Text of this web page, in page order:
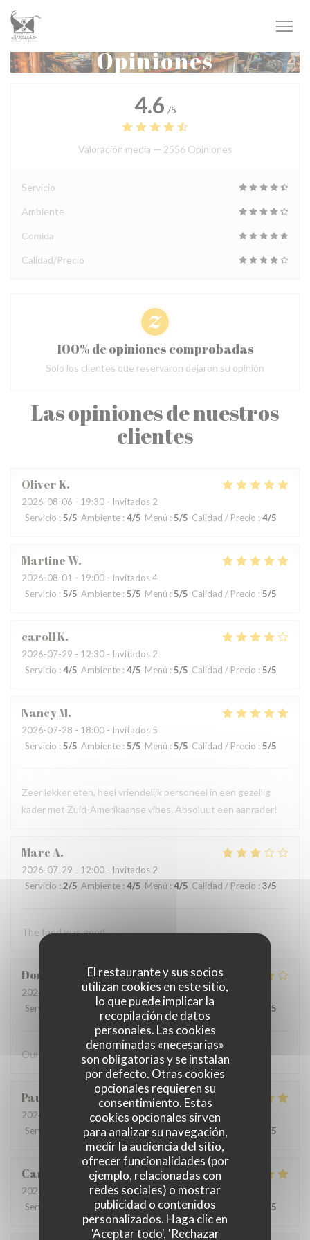
Personalización de sus opciones de cookies
El restaurante y sus socios
utilizan cookies en este sitio,
lo que puede implicar la
recopilación de datos
personales. Las cookies
denominadas «necesarias»
son obligatorias y se instalan
por defecto. Otras cookies
opcionales requieren su
consentimiento. Estas
cookies opcionales sirven
para analizar su navegación,
medir la audiencia del sitio,
ofrecer funcionalidades (por
ejemplo, relacionadas con
redes sociales) o mostrar
publicidad o contenidos
personalizados. Haga clic en
'Aceptar todo', 'Rechazar
Opiniones
Las opiniones de nuestros
clientes
OliverK
2026-08-06 - 19:30 - Invitados 2
Servicio : 5/5 Ambiente : 4/5 Menú : 5/5 Calidad / Precio : 4/5
MartineW
2026-08-01 - 19:00 - Invitados 4
Servicio : 5/5 Ambiente : 5/5 Menú : 5/5 Calidad / Precio : 5/5
carollK
2026-07-29 - 12:30 - Invitados 2
Servicio : 4/5 Ambiente : 4/5 Menú : 5/5 Calidad / Precio : 5/5
NancyM
2026-07-28 - 18:00 - Invitados 5
Servicio : 5/5 Ambiente :5/5 Menú :5/5 Calidad / Precio : 5/5
Zeer lekker eten, heel vriendelijk personeel in een gezellig
kader met Zuid-Amerikaanse vibes. Absoluut een aanrader!
MarcA
2026-07-29 - 12:00 - Invitados 2
Servicio : 2/5 Ambiente : 4/5 Menú : 4/5 Calidad / Precio : 3/5
The food was good
Dominique F
2026-07-26
- 19:00 - Invitados 3
Servicio
Ambiente: 4/5 Menú: 4/5 Calidad / Precio /5
Oui
Paulo
2026-07-28
- 12:15 - Invitados 8
Servicio
Ambiente: 5/5 Menú: 5/5 Calidad / Precio /5
Carolina
2026-07-26
- 13:00 - Invitados 5
Servicio
Ambiente: 5/5 Menú:5/5 Calidad / Precio /5
4.6 /5
Valoración media — 2556 Opiniones
Servicio
Ambiente
Comida
Calidad/Precio
100% de opiniones comprobadas
Solo los clientes que reservaron dejaron su opinión